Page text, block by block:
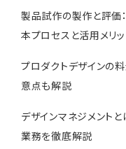
製品試作の製作と評価
本プロセスと活用メリッ
プロダクトデザインの
意点も解説
デザインマネジメント
業務を徹底解説